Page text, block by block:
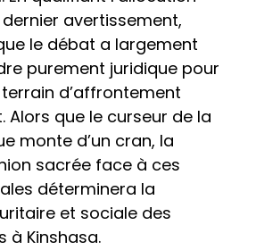
avertissement,
le débat a largement
purement juridique pour
d’affrontement
Alors que le curseur de la
monte d’un cran, la
sacrée face à ces
déterminera la
et sociale des
à Kinshasa.